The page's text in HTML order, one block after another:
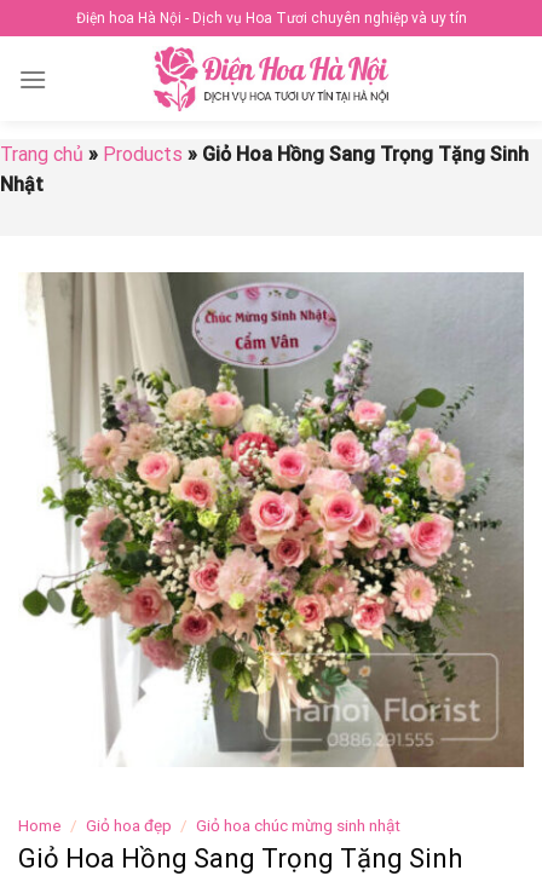
to
content
Điện hoa Hà Nội - Dịch vụ Hoa Tươi chuyên nghiệp và uy tín
Trang chủ » Products » Giỏ Hoa Hồng Sang Trọng Tặng Sinh
Nhật
Home / Giỏ hoa đẹp / Giỏ hoa chúc mừng sinh nhật
Giỏ Hoa Hồng Sang Trọng Tặng Sinh